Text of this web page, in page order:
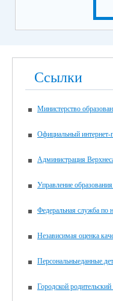
Ссылки
Министерство
Официальный интернет-
Администрация
Управление
Федеральная служба по
Независимая оценка
Городской